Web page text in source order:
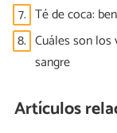
7. Té de coca:
8. Cuáles son
sangre
Artículos